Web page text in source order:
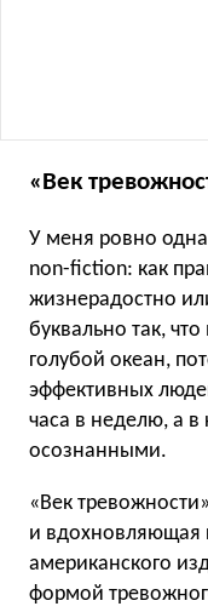
«Век
У меня ровно
non-fiction: как
жизнерадостно
буквально так,
голубой океан,
эффективных
часа в неделю, а
осознанными.
«Век
и вдохновляющая
американского
формой